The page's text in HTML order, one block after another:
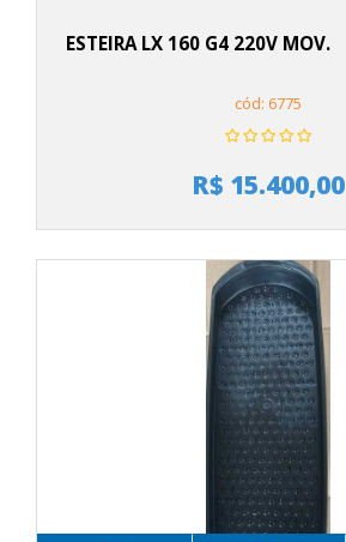
ESTEIRA LX 160 G4 220V MOV.
cód: 6775
R$ 15.400,00